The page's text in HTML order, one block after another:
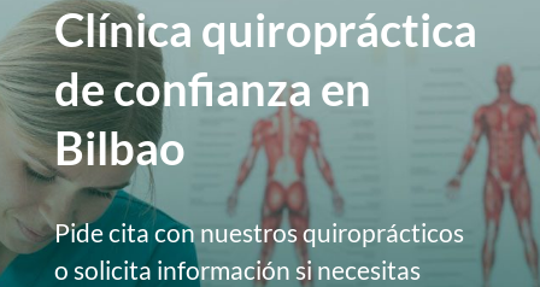
Clínica quiropráctica
de confianza en
Bilbao
Pide cita con nuestros quiroprácticos
o solicita información si necesitas